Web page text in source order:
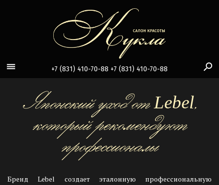
view_headline search
+7 (831) 410-70-88 +7 (831) 410-70-88
Японский уход от Lebel,
который рекомендуют
профессионалы
Бренд Lebel создает эталонную профессиональную